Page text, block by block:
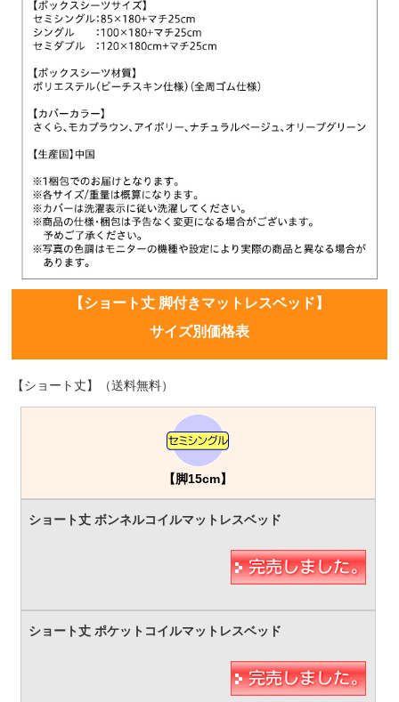
【ショート丈 脚付きマットレスベッド】
サイズ別価格表
【ショート丈】（送料無料）
【脚15cm】